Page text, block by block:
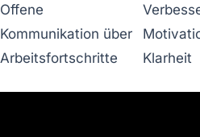
Offene
Kommunikation über
Arbeitsfortschritte
Klarheit